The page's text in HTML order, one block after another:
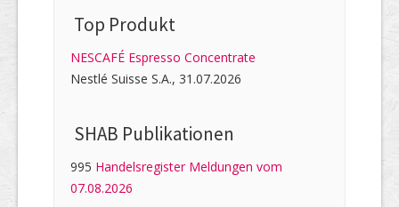
Top Produkt
NESCAFÉ Espresso Concentrate
Nestlé Suisse S.A., 31.07.2026
SHAB Publi­kati­onen
995 Handelsregister Meldungen vom
07.08.2026